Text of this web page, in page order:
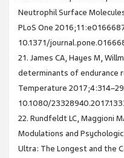
Neutrophil Surface
PLoS One
10.1371/
21. James CA, Hayes M,
determinants of endurance
Temperature
10.1080/
22. Rundfeldt LC, Maggioni
Modulations and
Ultra: The Longest and the